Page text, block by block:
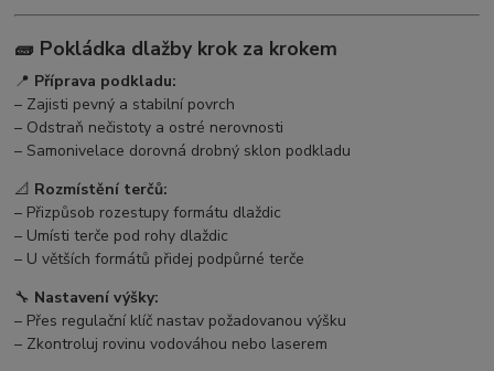
🧱 Pokládka dlažby krok za krokem
📍 Příprava podkladu:
– Zajisti pevný a stabilní povrch
– Odstraň nečistoty a ostré nerovnosti
– Samonivelace dorovná drobný sklon podkladu
📐 Rozmístění terčů:
– Přizpůsob rozestupy formátu dlaždic
– Umísti terče pod rohy dlaždic
– U větších formátů přidej podpůrné terče
🔧 Nastavení výšky:
– Přes regulační klíč nastav požadovanou výšku
– Zkontroluj rovinu vodováhou nebo laserem